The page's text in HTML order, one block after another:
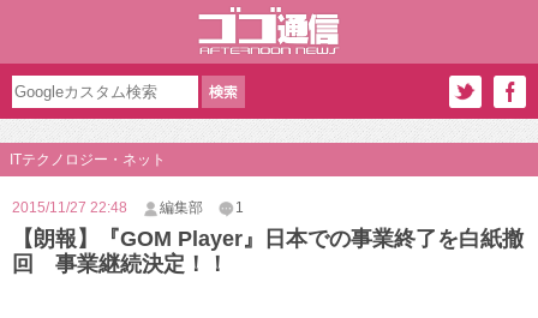
ITテクノロジー・ネット
2015/11/27 22:48 編集部 1
【朗報】『GOM Player』日本での事業終了を白紙撤
回 事業継続決定！！